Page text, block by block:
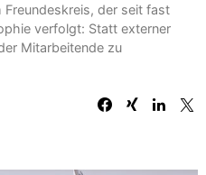
der seit fast
verfolgt: Statt externer
Mitarbeitende zu